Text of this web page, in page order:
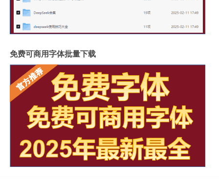
免费可商用字体批量下载